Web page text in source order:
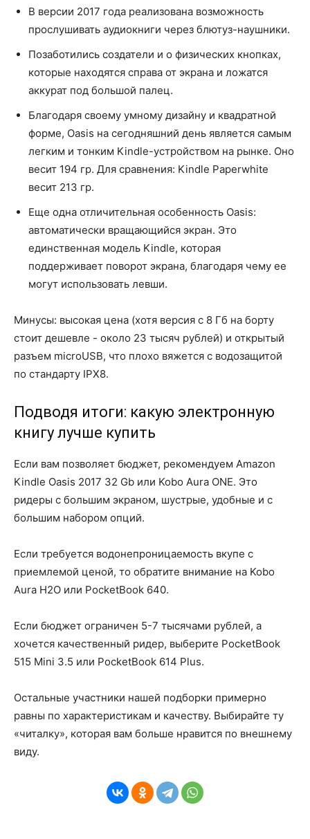
В версии 2017 года реализована возможность
прослушивать аудиокниги через блютуз-наушники.
Позаботились создатели и о физических кнопках,
которые находятся справа от экрана и ложатся
аккурат под большой палец.
Благодаря своему умному дизайну и квадратной
форме, Oasis на сегодняшний день является самым
легким и тонким Kindle-устройством на рынке. Оно
весит 194 гр. Для сравнения: Kindle Paperwhite
весит 213 гр.
Еще одна отличительная особенность Oasis:
автоматически вращающийся экран. Это
единственная модель Kindle, которая
поддерживает поворот экрана, благодаря чему ее
могут использовать левши.
Минусы: высокая цена (хотя версия с 8 Гб на борту
стоит дешевле - около 23 тысяч рублей) и открытый
разъем microUSB, что плохо вяжется с водозащитой
по стандарту IPX8.
Подводя итоги: какую электронную
книгу лучше купить
Если вам позволяет бюджет, рекомендуем Amazon
Kindle Oasis 2017 32 Gb или Kobo Aura ONE. Это
ридеры с большим экраном, шустрые, удобные и с
большим набором опций.
Если требуется водонепроницаемость вкупе с
приемлемой ценой, то обратите внимание на Kobo
Aura H2O или PocketBook 640.
Если бюджет ограничен 5-7 тысячами рублей, а
хочется качественный ридер, выберите PocketBook
515 Mini 3.5 или PocketBook 614 Plus.
Остальные участники нашей подборки примерно
равны по характеристикам и качеству. Выбирайте ту
«читалку», которая вам больше нравится по внешнему
виду.